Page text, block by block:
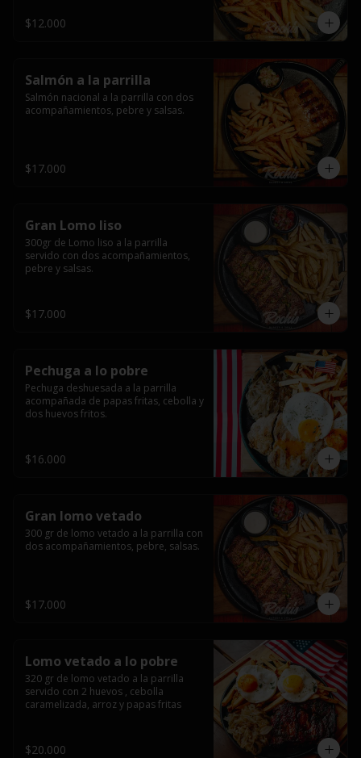
$12.000
Salmón a la parrilla
Salmón nacional a la parrilla con dos
acompañamientos, pebre y salsas.
$17.000
Gran Lomo liso
300gr de Lomo liso a la parrilla
servido con dos acompañamientos,
pebre y salsas.
$17.000
Pechuga a lo pobre
Pechuga deshuesada a la parrilla
acompañada de papas fritas, cebolla y
dos huevos fritos.
$16.000
Gran lomo vetado
300 gr de lomo vetado a la parrilla con
dos acompañamientos, pebre, salsas.
$17.000
Lomo vetado a lo pobre
320 gr de lomo vetado a la parrilla
servido con 2 huevos , cebolla
caramelizada, arroz y papas fritas
$20.000